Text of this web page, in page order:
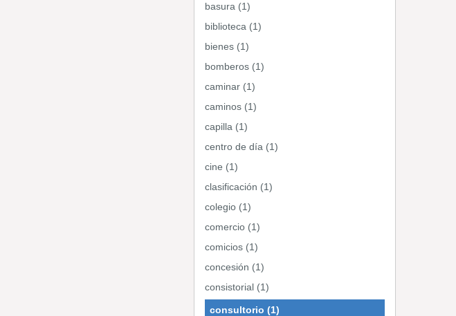
basura (1)
biblioteca (1)
bienes (1)
bomberos (1)
caminar (1)
caminos (1)
capilla (1)
centro de día (1)
cine (1)
clasificación (1)
colegio (1)
comercio (1)
comicios (1)
concesión (1)
consistorial (1)
consultorio (1)